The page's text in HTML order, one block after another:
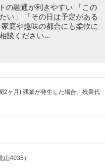
の融通が利きやすい 「この
い」 「その日は予定がある
庭や趣味の都合にも柔軟に
談ください...
2ヶ月) 残業が発生した場合、残業代
4035）